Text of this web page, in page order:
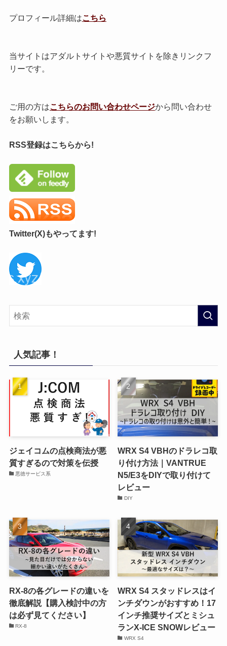
プロフィール詳細はこちら
当サイトはアダルトサイトや悪質サイトを除きリンクフ
リーです。
ご用の方はこちらのお問い合わせページから問い合わせ
をお願いします。
RSS登録はこちらから!
Twitter(X)もやってます!
人気記事！
ジェイコムの点検商法が悪
質すぎるので対策を伝授
悪徳サービス系
WRX S4 VBHのドラレコ取
り付け方法｜VANTRUE
N5/E3をDIYで取り付けて
レビュー
DIY
RX-8の各グレードの違いを
徹底解説【購入検討中の方
は必ず見てください】
RX-8
WRX S4 スタッドレスはイ
ンチダウンがおすすめ！17
インチ推奨サイズとミシュ
ランX-ICE SNOWレビュー
WRX S4